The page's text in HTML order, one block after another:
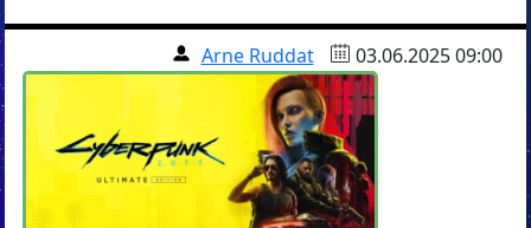
Arne Ruddat 03.06.2025 09:00